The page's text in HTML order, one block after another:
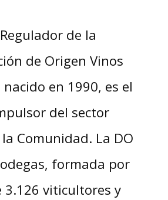
de la
de Origen Vinos
en 1990, es el
del sector
Comunidad. La DO
formada por
viticultores y